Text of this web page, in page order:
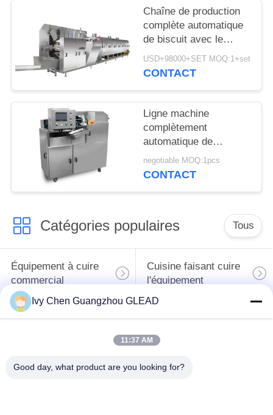
PRIVACY
POLICY
Chaîne de production
complète automatique
de biscuit avec le
contrôle d'écran tactile
de PLC
USD+98000+SET MOQ:1+set
CONTACT
Ligne machine
complètement
automatique de
production alimentaire
d'acier inoxydable de
negotiable MOQ:1pcs
CONTACT
Catégories populaires Tous
Équipement à cuire
commercial
Cuisine faisant cuire
l'équipement
Machines de
denrées alimentaires
alimentaires
Ivy Chen Guangzhou GLEAD
11:37 AM
Good day, what product are you looking for?